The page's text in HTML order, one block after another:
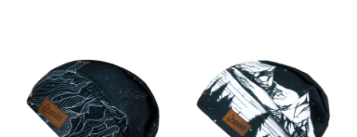
(CZK)
Přihlášení